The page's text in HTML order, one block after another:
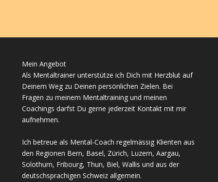
Mein Angebot
Als Mentaltrainer unterstütze ich Dich mit Herzblut auf
Deinem Weg zu Deinen persönlichen Zielen. Bei
Fragen zu meinem Mentaltraining und meinen
Coachings darfst Du gerne jederzeit Kontakt mit mir
aufnehmen.
Ich betreue als Mental-Coach regelmässig Klienten aus
den Regionen Bern, Basel, Zürich, Luzern, Aargau,
Solothurn, Fribourg, Thun, Biel, Wallis und aus der
deutschsprachigen Schweiz allgemein.